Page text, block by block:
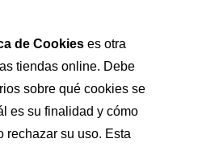
de Cookieses otra
tiendas online. Debe
sobre qué cookies se
es su finalidad y cómo
rechazar su uso. Esta